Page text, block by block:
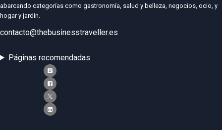
abarcando categorías como gastronomía, salud y belleza, negocios, ocio, y
hogar y jardín.
contacto@thebusinesstraveller.es
Páginas recomendadas